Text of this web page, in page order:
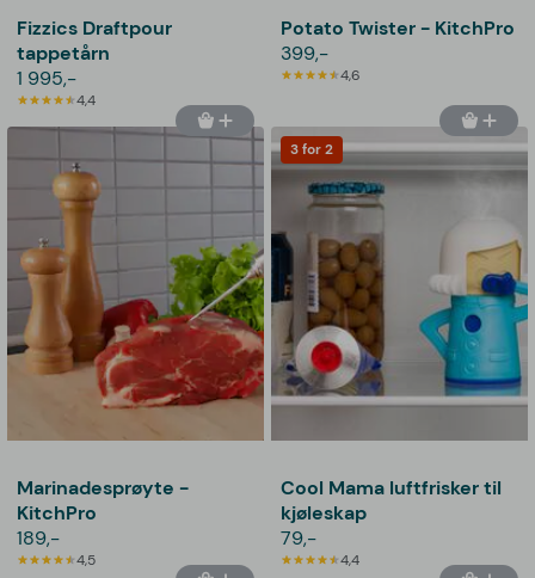
Fizzics Draftpour
tappetårn
1 995,-
4,4
Potato Twister - KitchPro
399,-
4,6
Marinadesprøyte -
KitchPro
189,-
4,5
3 for 2
Cool Mama luftfrisker til
kjøleskap
79,-
4,4